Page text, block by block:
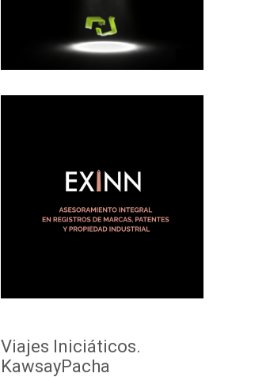
Viajes Iniciáticos.
KawsayPacha